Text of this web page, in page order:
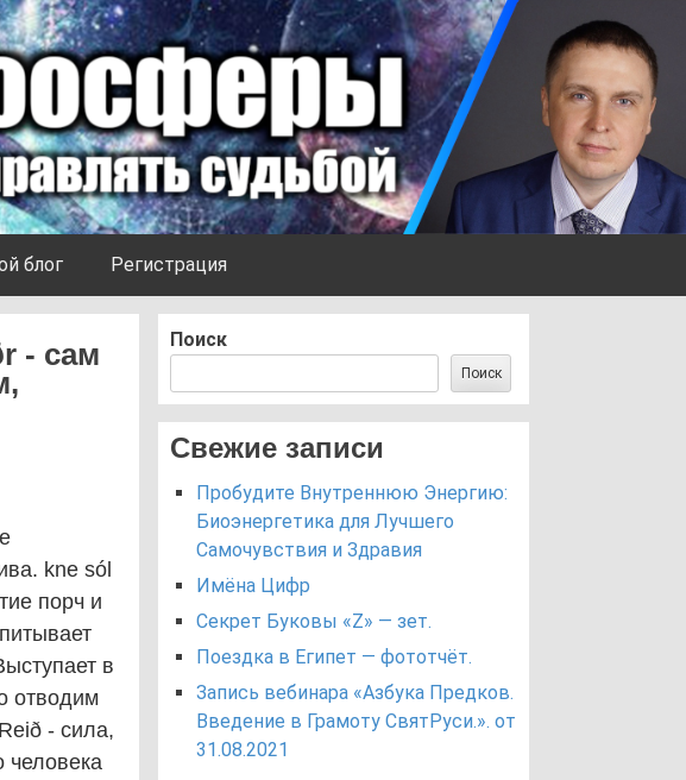
блог Регистрация
- сам
kne sól
порч и
в
отводим
- сила,
человека
Поиск
Поиск
Свежие записи
Пробудите Внутреннюю Энергию:
Биоэнергетика для Лучшего
Самочувствия и Здравия
Имёна Цифр
Секрет Буковы «Z» — зет.
Поездка в Египет — фототчёт.
Запись вебинара «Азбука Предков.
Введение в Грамоту СвятРуси.». от
31.08.2021